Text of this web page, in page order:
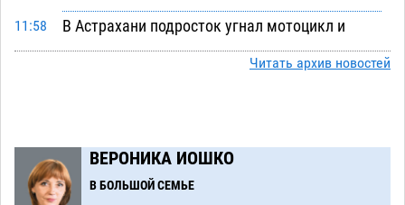
11:58
В Астрахани подросток угнал мотоцикл и
похитил чужие мобильник с банковскими
07.08 255
10:43
Астраханский суд встал на сторону МЧС в
споре за возврат униформы
Читать архив новостей
ВЕРОНИКА ИОШКО
В БОЛЬШОЙ СЕМЬЕ